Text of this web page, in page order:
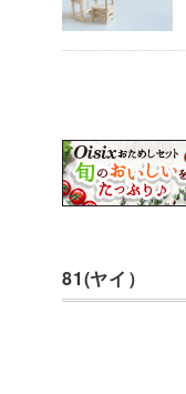
81(ヤイ）